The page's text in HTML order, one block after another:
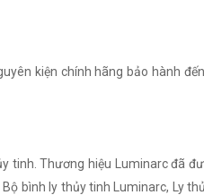
kiện chính hãng bảo hành
tinh. Thương hiệu Luminarc đã
bình ly thủy tinh Luminarc, Ly